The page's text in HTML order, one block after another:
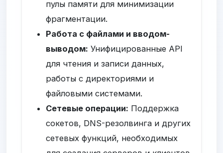
пулы памяти для минимизации
фрагментации.
Работа с файлами и вводом-
выводом: Унифицированные API
для чтения и записи данных,
работы с директориями и
файловыми системами.
Сетевые операции: Поддержка
сокетов, DNS-резолвинга и других
сетевых функций, необходимых